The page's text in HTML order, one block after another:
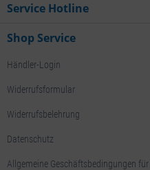
Service Hotline
Shop Service
Händler-Login
Widerrufsformular
Widerrufsbelehrung
Datenschutz
Allgemeine Geschäftsbedingungen